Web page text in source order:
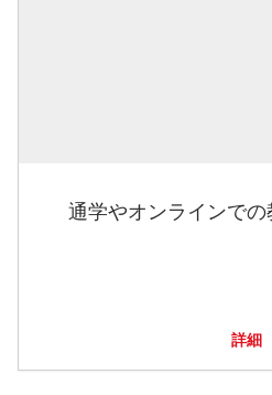
通学やオンラインで
詳細